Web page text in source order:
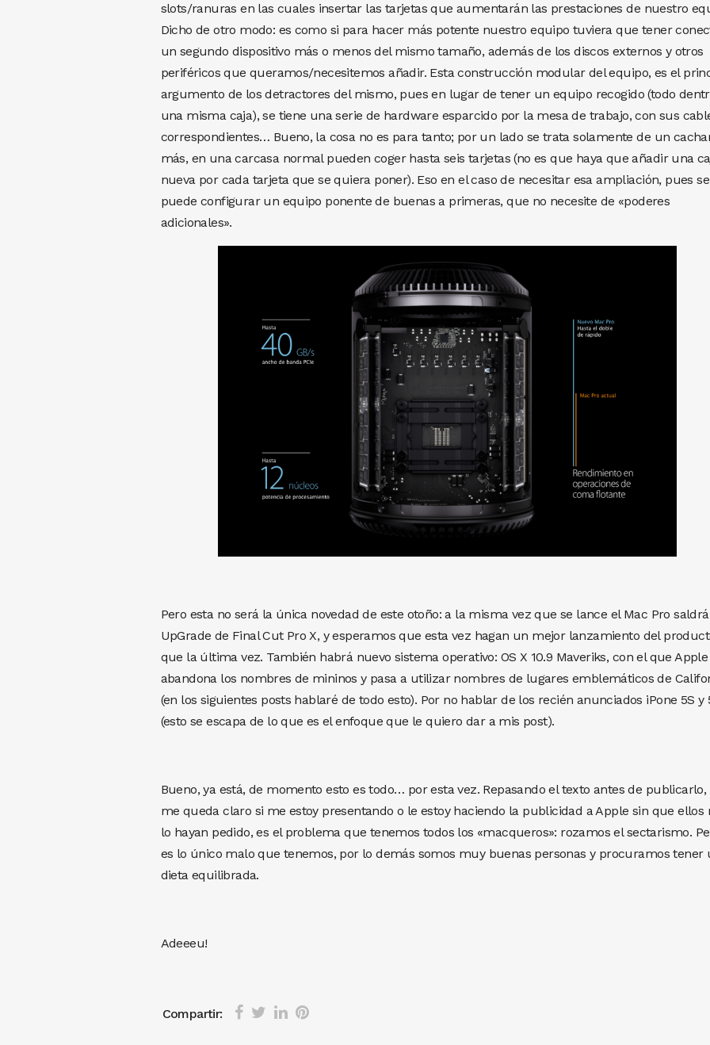
slots/ranuras en las cuales insertar las tarjetas que aumentarán las prestaciones de nuestro
Dicho de otro modo: es como si para hacer más potente nuestro equipo tuviera que tener
un segundo dispositivo más o menos del mismo tamaño, además de los discos externos y otros
periféricos que queramos/necesitemos añadir. Esta construcción modular del equipo, es el
argumento de los detractores del mismo, pues en lugar de tener un equipo recogido (todo
una misma caja), se tiene una serie de hardware esparcido por la mesa de trabajo, con sus
correspondientes… Bueno, la cosa no es para tanto; por un lado se trata solamente de un
más, en una carcasa normal pueden coger hasta seis tarjetas (no es que haya que añadir una
nueva por cada tarjeta que se quiera poner). Eso en el caso de necesitar esa ampliación, pues se
puede configurar un equipo ponente de buenas a primeras, que no necesite de «poderes
adicionales».
Pero esta no será la única novedad de este otoño: a la misma vez que se lance el Mac Pro
UpGrade de Final Cut Pro X, y esperamos que esta vez hagan un mejor lanzamiento del
que la última vez. También habrá nuevo sistema operativo: OS X 10.9 Maveriks, con el que Apple
abandona los nombres de mininos y pasa a utilizar nombres de lugares emblemáticos de
(en los siguientes posts hablaré de todo esto). Por no hablar de los recién anunciados iPone 5S y
(esto se escapa de lo que es el enfoque que le quiero dar a mis post).
Bueno, ya está, de momento esto es todo… por esta vez. Repasando el texto antes de publicarlo,
me queda claro si me estoy presentando o le estoy haciendo la publicidad a Apple sin que ellos
lo hayan pedido, es el problema que tenemos todos los «macqueros»: rozamos el sectarismo.
es lo único malo que tenemos, por lo demás somos muy buenas personas y procuramos tener
dieta equilibrada.
Adeeeu!
Compartir: